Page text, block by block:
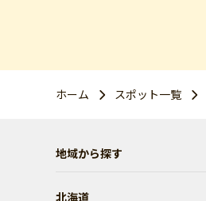
ホーム スポット一覧
地域から探す
北海道